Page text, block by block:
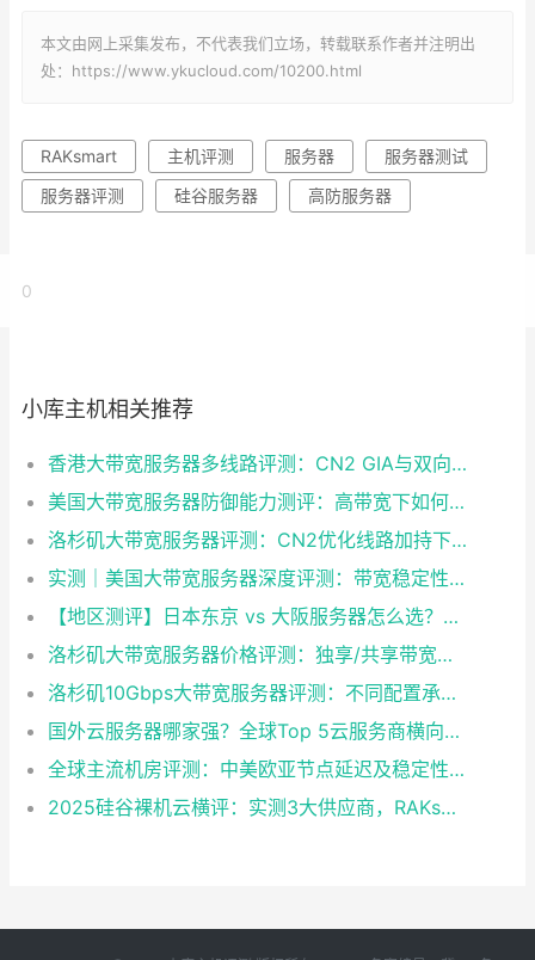
本文由网上采集发布，不代表我们立场，转载联系作者并注明出
处：https://www.ykucloud.com/10200.html
RAKsmart 主机评测 服务器
服务器测试
服务器评测
硅谷服务器 高防服务器
0
小库主机相关推荐
香港大带宽服务器多线路评测：CN2 GIA与双向BGP大陆访问实测对比
美国大带宽服务器防御能力测评：高带宽下如何应对DDoS攻击？
洛杉矶大带宽服务器评测：CN2优化线路加持下的高带宽表现分析
实测｜美国大带宽服务器深度评测：带宽稳定性+速度实测，避坑指南
【地区测评】日本东京 vs 大阪服务器怎么选？线路、价格与适合业务深度解析
洛杉矶大带宽服务器价格评测：独享/共享带宽性价比排行（2026实测）
洛杉矶10Gbps大带宽服务器评测：不同配置承载高流量能力实测
国外云服务器哪家强？全球Top 5云服务商横向评测与选型建议
全球主流机房评测：中美欧亚节点延迟及稳定性排行
2025硅谷裸机云横评：实测3大供应商，RAKsmart对华延迟低至138ms的秘密